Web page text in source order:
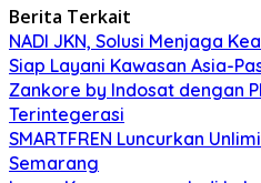
Berita Terkait
NADI JKN, Solusi Menjaga
Siap Layani Kawasan Asia-
Zankore by Indosat dengan
Terintegerasi
SMARTFREN Luncurkan
Semarang